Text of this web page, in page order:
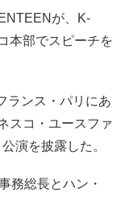
が、K-
本部でスピーチを
ランス・パリにあ
スコ・ユースファ
演を披露した。
務総長とハン・